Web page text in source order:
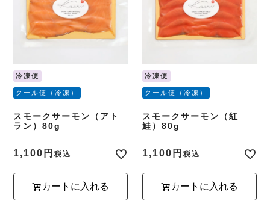
冷凍便
クール便（冷凍）
スモークサーモン（アト
ラン）80g
1,100 税込
カートに入れる
冷凍便
クール便（冷凍）
スモークサーモン（紅
鮭）80g
1,100 税込
カートに入れる